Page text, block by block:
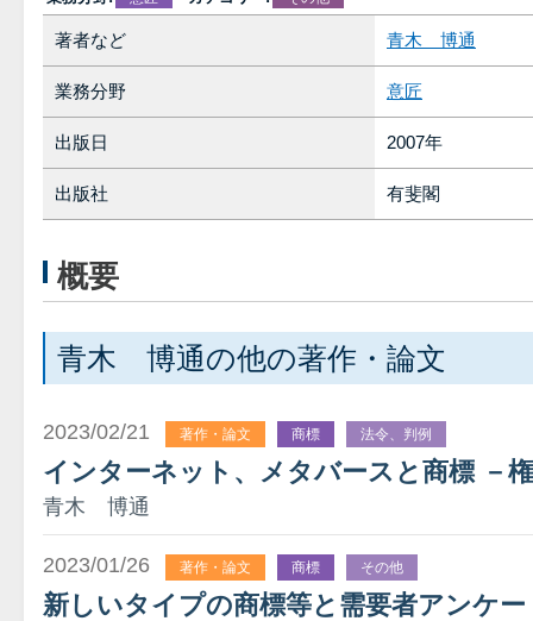
著者など 青木 博通
業務分野 意匠
出版日 2007年
出版社 有斐閣
概要
青木 博通の他の著作・論文
2023/02/21 著作・論文 商標 法令、判例
インターネット、メタバースと商標 －
青木 博通
2023/01/26 著作・論文 商標 その他
新しいタイプの商標等と需要者アンケ